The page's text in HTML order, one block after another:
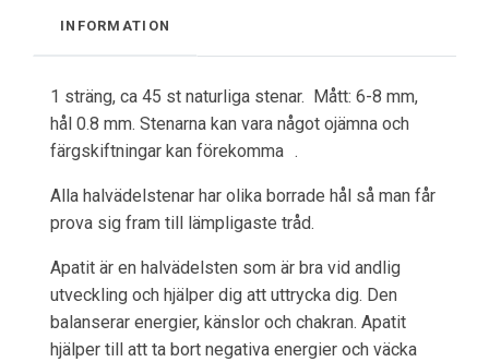
INFORMATION
1 sträng, ca 45 st naturliga stenar. Mått: 6-8 mm,
hål 0.8 mm. Stenarna kan vara något ojämna och
färgskiftningar kan förekomma .
Alla halvädelstenar har olika borrade hål så man får
prova sig fram till lämpligaste tråd.
Apatit är en halvädelsten som är bra vid andlig
utveckling och hjälper dig att uttrycka dig. Den
balanserar energier, känslor och chakran. Apatit
hjälper till att ta bort negativa energier och väcka